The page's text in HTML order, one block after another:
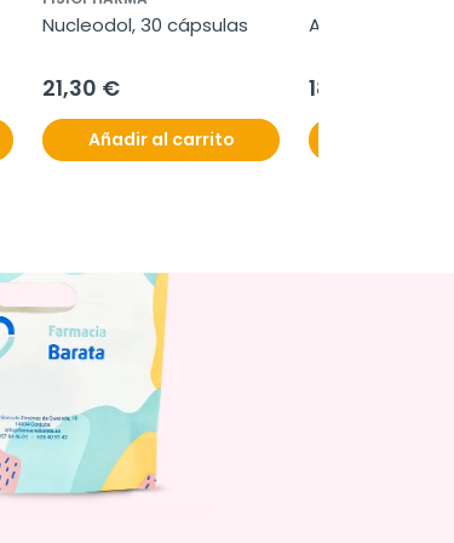
Nucleodol, 30 cápsulas
21,30 €
Añadir al carrito
Audibac, 30
18,95 €